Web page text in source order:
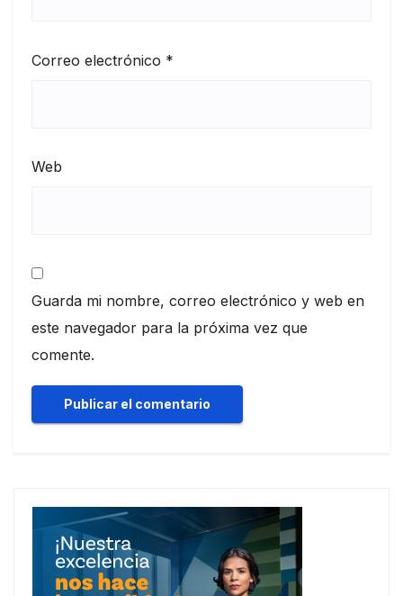
Correo electrónico *
Web
Guarda mi nombre, correo electrónico y web en
este navegador para la próxima vez que
comente.